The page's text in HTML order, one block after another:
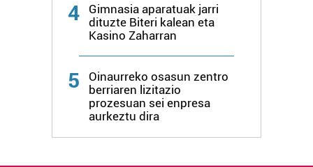
4
Gimnasia aparatuak jarri
dituzte Biteri kalean eta
Kasino Zaharran
5
Oinaurreko osasun zentro
berriaren lizitazio
prozesuan sei enpresa
aurkeztu dira